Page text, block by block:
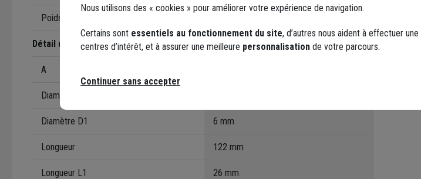
Poids
Détail des dimensions
A
Diamètre
Diamètre D1 6 mm
Longueur 122 mm
Longueur L1 26 mm
Nous utilisons des « cookies » pour améliorer votre expérience de navigation.
Certains sont essentiels au fonctionnement du site, d’autres nous aident à effectuer une
centres d’intérêt, et à assurer une meilleure personnalisation de votre parcours.
Continuer sans accepter